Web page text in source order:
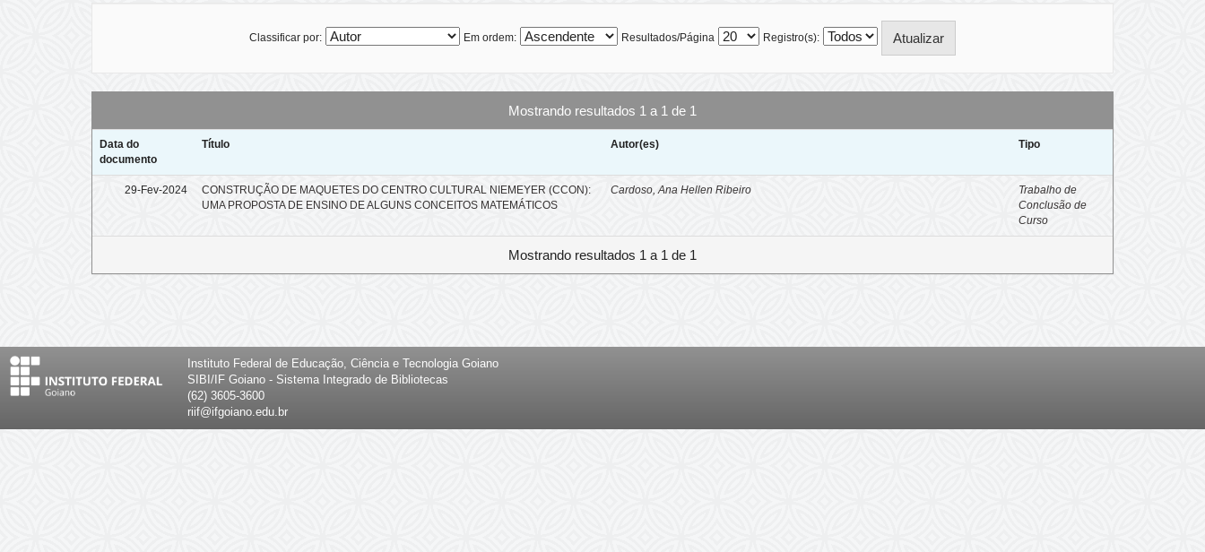
Classificar por: Em ordem: Resultados/Página Registro(s):
Mostrando resultados 1 a 1 de 1
Data do
documento
Título Autor(es) Tipo
29-Fev-2024
CONSTRUÇÃO DE MAQUETES DO CENTRO CULTURAL NIEMEYER (CCON):
UMA PROPOSTA DE ENSINO DE ALGUNS CONCEITOS MATEMÁTICOS
Cardoso, Ana Hellen Ribeiro
Trabalho de
Conclusão de
Curso
Mostrando resultados 1 a 1 de 1
Instituto Federal de Educação, Ciência e Tecnologia Goiano
SIBI/IF Goiano - Sistema Integrado de Bibliotecas
(62) 3605-3600
riif@ifgoiano.edu.br